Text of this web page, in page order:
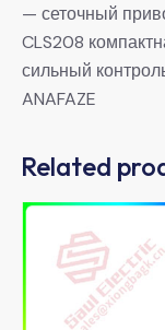
— сеточный
CLS208
сильный
ANAFAZE
Related